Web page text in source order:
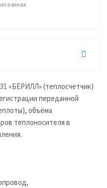
«БЕРИЛЛ» (теплосчетчик)
переданной
объёма
теплоносителя в